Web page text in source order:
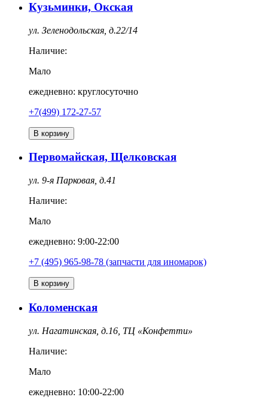
Кузьминки, Окская
ул. Зеленодольская, д.22/14
Наличие:
Мало
ежедневно: круглосуточно
+7(499) 172-27-57
В корзину
Первомайская, Щелковская
ул. 9-я Парковая, д.41
Наличие:
Мало
ежедневно: 9:00-22:00
+7 (495) 965-98-78 (запчасти для иномарок)
В корзину
Коломенская
ул. Нагатинская, д.16, ТЦ «Конфетти»
Наличие:
Мало
ежедневно: 10:00-22:00